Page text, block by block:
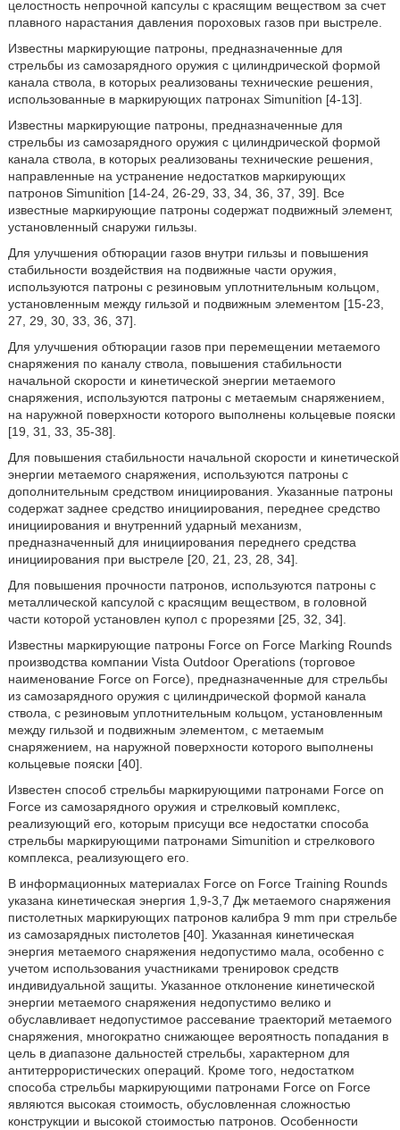
целостность непрочной капсулы с красящим веществом за счет
плавного нарастания давления пороховых газов при выстреле.
Известны маркирующие патроны, предназначенные для
стрельбы из самозарядного оружия с цилиндрической формой
канала ствола, в которых реализованы технические решения,
использованные в маркирующих патронах Simunition [4-13].
Известны маркирующие патроны, предназначенные для
стрельбы из самозарядного оружия с цилиндрической формой
канала ствола, в которых реализованы технические решения,
направленные на устранение недостатков маркирующих
патронов Simunition [14-24, 26-29, 33, 34, 36, 37, 39]. Все
известные маркирующие патроны содержат подвижный элемент,
установленный снаружи гильзы.
Для улучшения обтюрации газов внутри гильзы и повышения
стабильности воздействия на подвижные части оружия,
используются патроны с резиновым уплотнительным кольцом,
установленным между гильзой и подвижным элементом [15-23,
27, 29, 30, 33, 36, 37].
Для улучшения обтюрации газов при перемещении метаемого
снаряжения по каналу ствола, повышения стабильности
начальной скорости и кинетической энергии метаемого
снаряжения, используются патроны с метаемым снаряжением,
на наружной поверхности которого выполнены кольцевые пояски
[19, 31, 33, 35-38].
Для повышения стабильности начальной скорости и кинетической
энергии метаемого снаряжения, используются патроны с
дополнительным средством инициирования. Указанные патроны
содержат заднее средство инициирования, переднее средство
инициирования и внутренний ударный механизм,
предназначенный для инициирования переднего средства
инициирования при выстреле [20, 21, 23, 28, 34].
Для повышения прочности патронов, используются патроны с
металлической капсулой с красящим веществом, в головной
части которой установлен купол с прорезями [25, 32, 34].
Известны маркирующие патроны Force on Force Marking Rounds
производства компании Vista Outdoor Operations (торговое
наименование Force on Force), предназначенные для стрельбы
из самозарядного оружия с цилиндрической формой канала
ствола, с резиновым уплотнительным кольцом, установленным
между гильзой и подвижным элементом, с метаемым
снаряжением, на наружной поверхности которого выполнены
кольцевые пояски [40].
Известен способ стрельбы маркирующими патронами Force on
Force из самозарядного оружия и стрелковый комплекс,
реализующий его, которым присущи все недостатки способа
стрельбы маркирующими патронами Simunition и стрелкового
комплекса, реализующего его.
В информационных материалах Force on Force Training Rounds
указана кинетическая энергия 1,9-3,7 Дж метаемого снаряжения
пистолетных маркирующих патронов калибра 9 mm при стрельбе
из самозарядных пистолетов [40]. Указанная кинетическая
энергия метаемого снаряжения недопустимо мала, особенно с
учетом использования участниками тренировок средств
индивидуальной защиты. Указанное отклонение кинетической
энергии метаемого снаряжения недопустимо велико и
обуславливает недопустимое рассевание траекторий метаемого
снаряжения, многократно снижающее вероятность попадания в
цель в диапазоне дальностей стрельбы, характерном для
антитеррористических операций. Кроме того, недостатком
способа стрельбы маркирующими патронами Force on Force
являются высокая стоимость, обусловленная сложностью
конструкции и высокой стоимостью патронов. Особенности